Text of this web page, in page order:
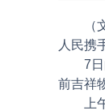
（文/
人民携
7日的
前吉祥
上午9